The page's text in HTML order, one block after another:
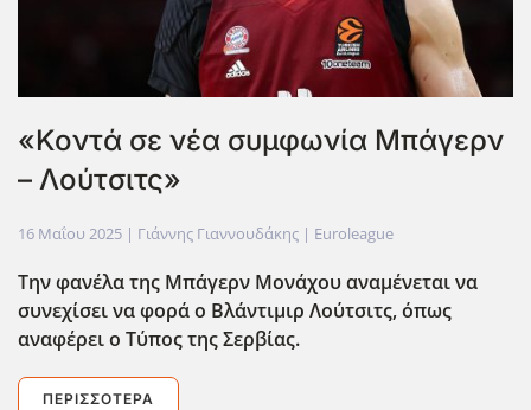
«Κοντά σε νέα συμφωνία Μπάγερν
– Λούτσιτς»
16 Μαΐου 2025 | Γιάννης Γιαννουδάκης | Euroleague
Την φανέλα της Μπάγερν Μονάχου αναμένεται να
συνεχίσει να φορά ο Βλάντιμιρ Λούτσιτς, όπως
αναφέρει ο Τύπος της Σερβίας.
ΠΕΡΙΣΣΌΤΕΡΑ